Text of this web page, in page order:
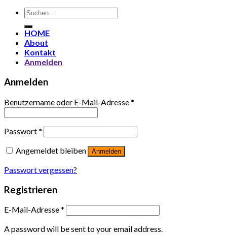
Suchen
nach:
HOME
About
Kontakt
Anmelden
Anmelden
Benutzername oder E-Mail-Adresse*
Passwort*
Angemeldet bleiben
Anmelden
Passwort vergessen?
Registrieren
E-Mail-Adresse*
A password will be sent to your email address.